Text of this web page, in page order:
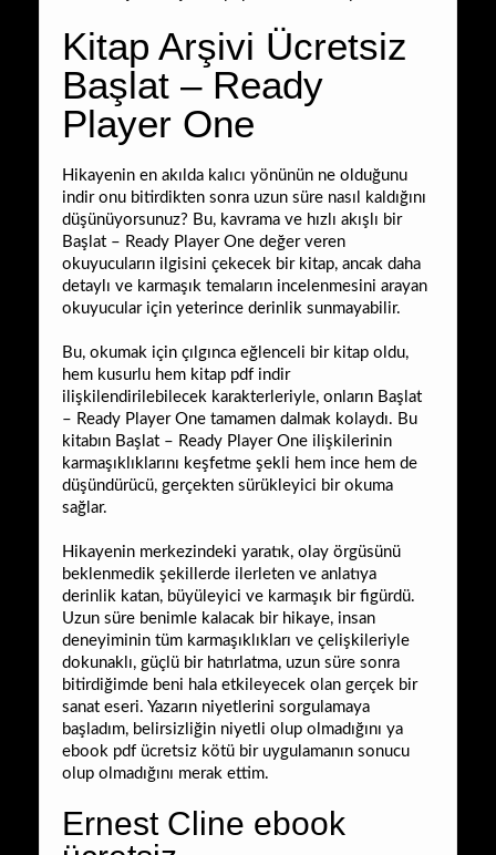
Kitap Arşivi Ücretsiz
Başlat – Ready
Player One
Hikayenin en akılda kalıcı yönünün ne olduğunu
indir onu bitirdikten sonra uzun süre nasıl kaldığını
düşünüyorsunuz? Bu, kavrama ve hızlı akışlı bir
Başlat – Ready Player One değer veren
okuyucuların ilgisini çekecek bir kitap, ancak daha
detaylı ve karmaşık temaların incelenmesini arayan
okuyucular için yeterince derinlik sunmayabilir.
Bu, okumak için çılgınca eğlenceli bir kitap oldu,
hem kusurlu hem kitap pdf indir
ilişkilendirilebilecek karakterleriyle, onların Başlat
– Ready Player One tamamen dalmak kolaydı. Bu
kitabın Başlat – Ready Player One ilişkilerinin
karmaşıklıklarını keşfetme şekli hem ince hem de
düşündürücü, gerçekten sürükleyici bir okuma
sağlar.
Hikayenin merkezindeki yaratık, olay örgüsünü
beklenmedik şekillerde ilerleten ve anlatıya
derinlik katan, büyüleyici ve karmaşık bir figürdü.
Uzun süre benimle kalacak bir hikaye, insan
deneyiminin tüm karmaşıklıkları ve çelişkileriyle
dokunaklı, güçlü bir hatırlatma, uzun süre sonra
bitirdiğimde beni hala etkileyecek olan gerçek bir
sanat eseri. Yazarın niyetlerini sorgulamaya
başladım, belirsizliğin niyetli olup olmadığını ya
ebook pdf ücretsiz kötü bir uygulamanın sonucu
olup olmadığını merak ettim.
Ernest Cline ebook